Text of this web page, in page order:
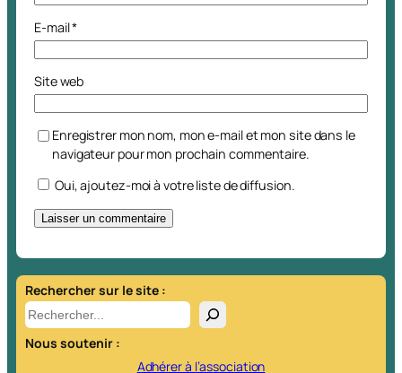
E-mail*
Site web
Enregistrer mon nom, mon e-mail et mon site dans le
navigateur pour mon prochain commentaire.
Oui, ajoutez-moi à votre liste de diffusion.
t
e
r
n
Rechercher sur le site :
R
e
c
Nous soutenir :
Adhérer à l’association